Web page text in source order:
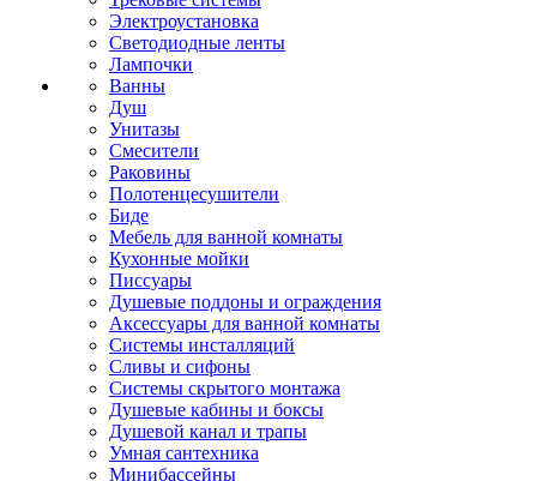
Электроустановка
Светодиодные ленты
Лампочки
Ванны
Душ
Унитазы
Смесители
Раковины
Полотенцесушители
Биде
Мебель для ванной комнаты
Кухонные мойки
Писсуары
Душевые поддоны и ограждения
Аксессуары для ванной комнаты
Системы инсталляций
Сливы и сифоны
Системы скрытого монтажа
Душевые кабины и боксы
Душевой канал и трапы
Умная сантехника
Минибассейны